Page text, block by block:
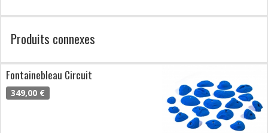
Produits connexes
Fontainebleau Circuit
349,00 €